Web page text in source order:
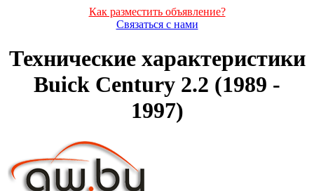
Как разместить объявление?
Связаться с нами
Технические характеристики
Buick Century 2.2 (1989 -
1997)